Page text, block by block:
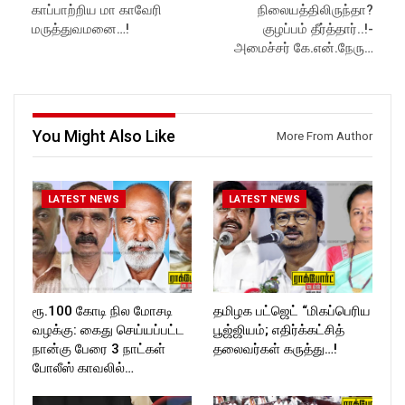
Like us on:
https://www.facebook.com/R
Follow us on:
https://twitter.com/ROCKFOR
T_TIMESC
https://www.instagram.com/ro
ckforttimes/
Follow us on:
காப்பாற்றிய மா காவேரி
மருத்துவமனை…!
நிலையத்திலிருந்தா?
குழப்பம் தீர்த்தார்..!-
அமைச்சர் கே.என்.நேரு…
You Might Also Like More From Author
LATEST NEWS
ரூ.100 கோடி நில மோசடி
வழக்கு: கைது செய்யப்பட்ட
நான்கு பேரை 3 நாட்கள்
போலீஸ் காவலில்…
LATEST NEWS
தமிழக பட்ஜெட் “மிகப்பெரிய
பூஜ்ஜியம்; எதிர்க்கட்சித்
தலைவர்கள் கருத்து…!